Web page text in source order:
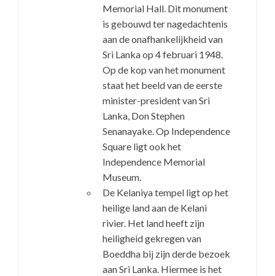
Memorial Hall. Dit monument
is gebouwd ter nagedachtenis
aan de onafhankelijkheid van
Sri Lanka op 4 februari 1948.
Op de kop van het monument
staat het beeld van de eerste
minister-president van Sri
Lanka, Don Stephen
Senanayake. Op Independence
Square ligt ook het
Independence Memorial
Museum.
De Kelaniya tempel ligt op het
heilige land aan de Kelani
rivier. Het land heeft zijn
heiligheid gekregen van
Boeddha bij zijn derde bezoek
aan Sri Lanka. Hiermee is het